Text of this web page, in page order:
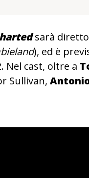
sarà
), ed è
Nel cast, oltre a
Sullivan,